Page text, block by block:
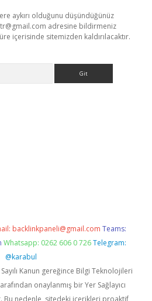
aykırı olduğunu düşündüğünüz
adresine bildirmeniz
içerisinde sitemizden kaldırılacaktır.
backlinkpaneli@gmail.com Teams:
Whatsapp: 0262 606 0 726 Telegram:
@karabul
Kanun gereğince Bilgi Teknolojileri
onaylanmış bir Yer Sağlayıcı
Bu nedenle, sitedeki içerikleri proaktif